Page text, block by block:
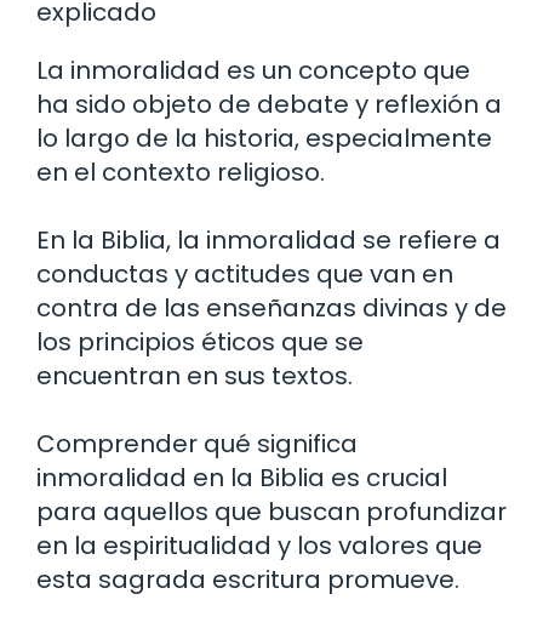
explicado
La inmoralidad es un concepto que
ha sido objeto de debate y reflexión a
lo largo de la historia, especialmente
en el contexto religioso.
En la Biblia, la inmoralidad se refiere a
conductas y actitudes que van en
contra de las enseñanzas divinas y de
los principios éticos que se
encuentran en sus textos.
Comprender qué significa
inmoralidad en la Biblia es crucial
para aquellos que buscan profundizar
en la espiritualidad y los valores que
esta sagrada escritura promueve.